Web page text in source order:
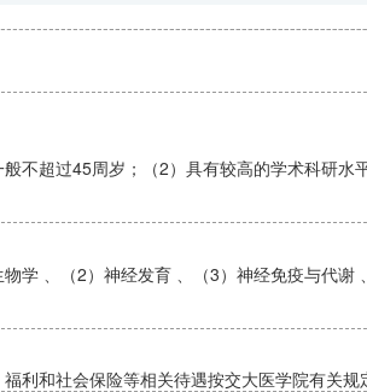
般不超过45周岁；（2）具有较高的学术科研
学 、（2）神经发育 、（3）神经免疫与代
利和社会保险等相关待遇按交大医学院有关规